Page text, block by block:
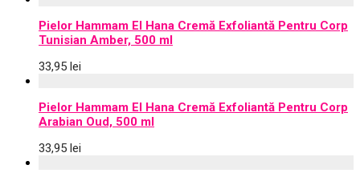
Pielor Hammam El Hana Cremă Exfoliantă Pentru Corp
Tunisian Amber, 500 ml
33,95 lei
Pielor Hammam El Hana Cremă Exfoliantă Pentru Corp
Arabian Oud, 500 ml
33,95 lei